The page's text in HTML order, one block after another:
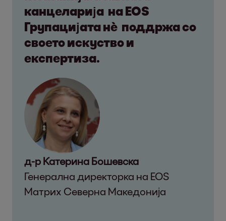
канцеларија на EOS
Групацијата нѐ поддржа со
своето искуство и
експертиза.
д-р Катерина Бошевска
Генерална директорка на EOS
Матрих Северна Македонија